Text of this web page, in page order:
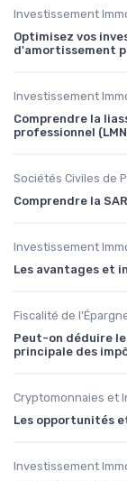
Investissement
Optimisez vos
d'amortissement
Investissement
Comprendre la
professionnel
Sociétés Civiles de
Comprendre la
Investissement
Les avantages et
Fiscalité de
Peut-on déduire
principale des
Cryptomonnaies et
Les opportunités
Investissement